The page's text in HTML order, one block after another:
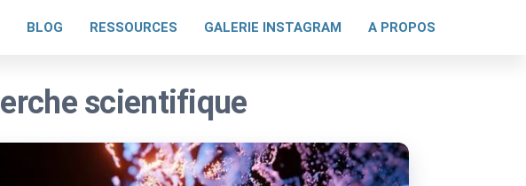
BLOG RESSOURCES GALERIE INSTAGRAM A PROPOS
scientifique